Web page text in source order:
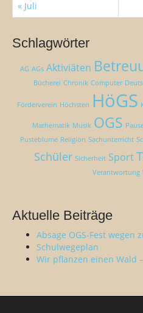
« Juli
Schlagwörter
AG AGs Aktiviäten
Bücherei Chronik Computer
Förderverein Höchsten HöGS
Mathematik Musik OGS
Pusteblume Religion Sachunterricht
Schüler Sicherheit Sport
Verantwortung
Aktuelle Beiträge
Absage OGS-Fest wegen
Schulwegeplan
Wir pflanzen einen Wald